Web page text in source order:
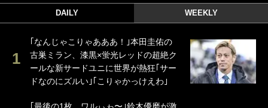
DAILY WEEKLY
｢なんじゃこりゃあああ！｣本田圭佑の
古巣ミラン、漆黒×蛍光レッドの超絶ク
ールな新サードユニに世界が熱狂｢サー
ドなのにズルい｣｢こりゃかっけえわ｣
｢最後の1枚…ワルぃゎ〜｣鈴木優磨が激